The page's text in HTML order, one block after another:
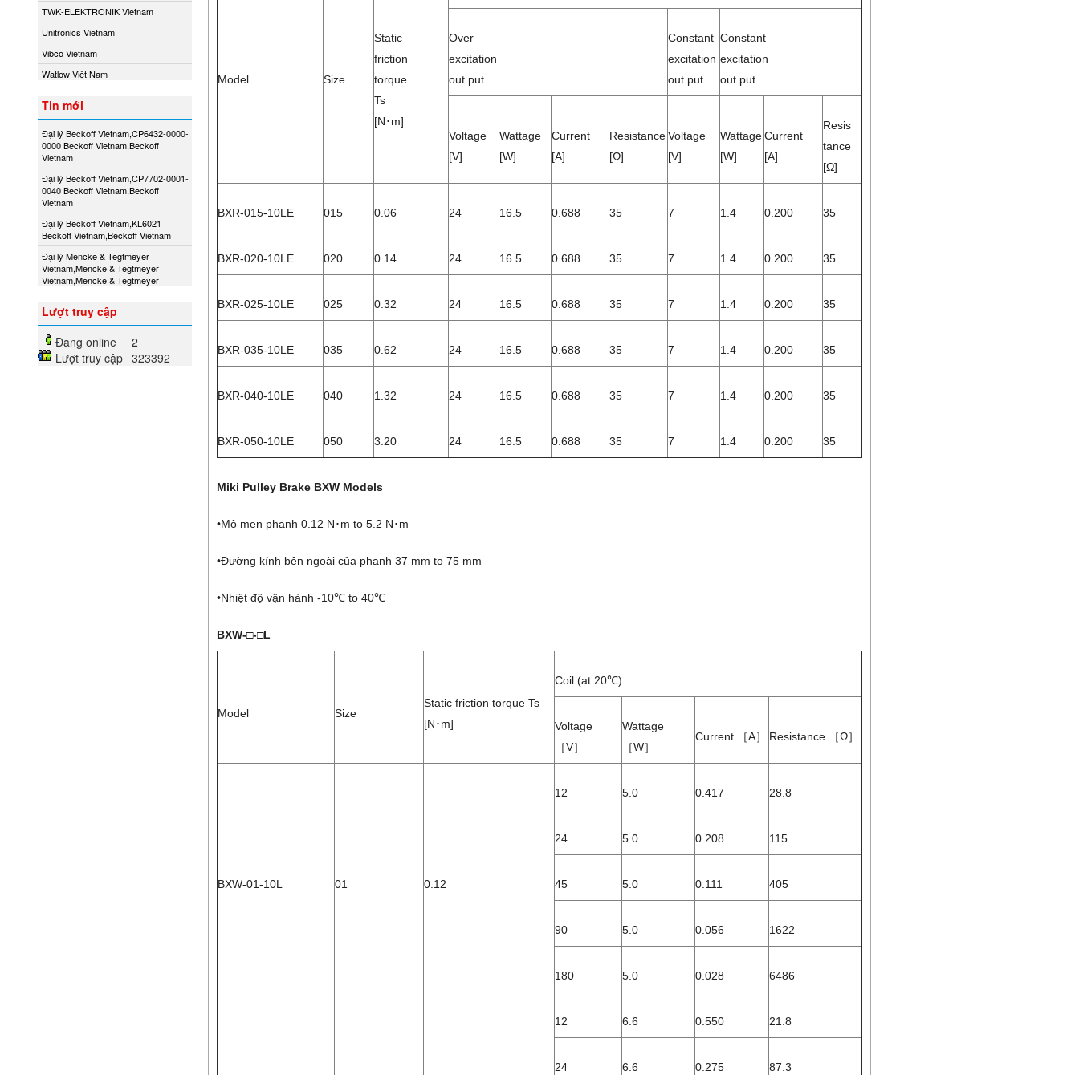
TWK-ELEKTRONIK Vietnam
Unitronics Vietnam
Vibco Vietnam
Watlow Việt Nam
Tin mới
Đại lý Beckoff Vietnam,CP6432-0000-
0000 Beckoff Vietnam,Beckoff
Vietnam
Đại lý Beckoff Vietnam,CP7702-0001-
0040 Beckoff Vietnam,Beckoff
Vietnam
Đại lý Beckoff Vietnam,KL6021
Beckoff Vietnam,Beckoff Vietnam
Đại lý Mencke & Tegtmeyer
Vietnam,Mencke & Tegtmeyer
Vietnam,Mencke & Tegtmeyer
Lượt truy cập
Đang online
2
Lượt truy cập 323392
Model Size
Static
friction
torque
Ts
[N･m]
Over
excitation
out put
Constant
excitation
out put
Constant
excitation
out put
Voltage
[V]
Wattage
[W]
Current
[A]
Resistance
[Ω]
Voltage
[V]
Wattage
[W]
Current
[A]
Resis
tance
[Ω]
BXR-015-10LE 015 0.06 24 16.5 0.688 35 7 1.4 0.200 35
BXR-020-10LE 020 0.14 24 16.5 0.688 35 7 1.4 0.200 35
BXR-025-10LE 025 0.32 24 16.5 0.688 35 7 1.4 0.200 35
BXR-035-10LE 035 0.62 24 16.5 0.688 35 7 1.4 0.200 35
BXR-040-10LE 040 1.32 24 16.5 0.688 35 7 1.4 0.200 35
BXR-050-10LE 050 3.20 24 16.5 0.688 35 7 1.4 0.200 35
Miki Pulley Brake BXW Models
•Mô men phanh 0.12 N･m to 5.2 N･m
•Đường kính bên ngoài của phanh 37 mm to 75 mm
•Nhiệt độ vận hành -10℃ to 40℃
BXW-□-□L
Model Size
Static friction torque Ts
[N･m]
Coil (at 20℃)
Voltage
［V］
Wattage
［W］
Current ［A］ Resistance ［Ω］
BXW-01-10L 01 0.12
12 5.0 0.417 28.8
24 5.0 0.208 115
45 5.0 0.111 405
90 5.0 0.056 1622
180 5.0 0.028 6486
12 6.6 0.550 21.8
24 6.6 0.275 87.3